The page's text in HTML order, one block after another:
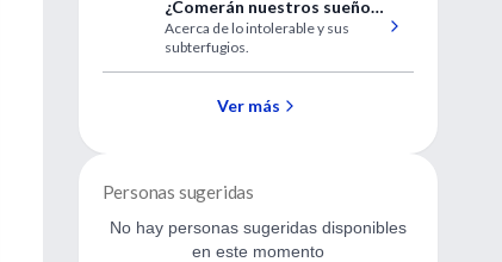
curso PHTLS que se dictará los
días 29 y 30 de octubre.
¿Comerán nuestros sueños
los gusanos?
Acerca de lo intolerable y sus
subterfugios.
Ver más
Personas sugeridas
No hay personas sugeridas disponibles
en este momento